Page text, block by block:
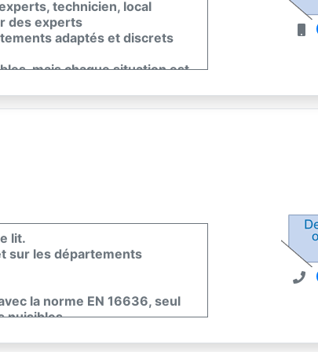
technicien, local
des experts
adaptés et discrets
mais chaque situation est
choisis par Nettoyage
lit.
sur les départements
la norme EN 16636, seul
nuisibles.